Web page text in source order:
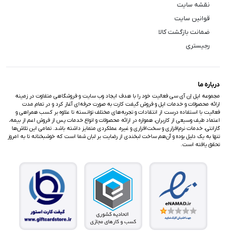
نقشه سایت
قوانین سایت
ضمانت بازگشت کالا
رجیستری
درباره ما
مجموعه اپل اِن آی سی فعالیت خود را با هدف ایجاد وب سایت و فروشگاهی متفاوت در زمینه
ارائه محصولات و خدمات اپل و فروش گیفت کارت به صورت حرفه‌ای آغاز کرد و در تمام مدت
فعالیت با استفاده درست از انتقادات و تجربه‌های مختلف توانسته تا علاوه بر کسب همراهی و
اعتماد طیف وسیعی از کاربران، همواره در ارائه محصولات و انواع خدمات پس از فروش اعم از بیمه،
گارانتی، خدمات نرم‌افزاری و سخت‌افزاری و غیره، عملکردی متمایز داشته باشد. تمامی این تلاش‌ها
تنها به یک دلیل بوده و آن‌هم ساخت لبخندی از رضایت بر لبان شما است که خوشبختانه تا به امروز
تحقق یافته است.